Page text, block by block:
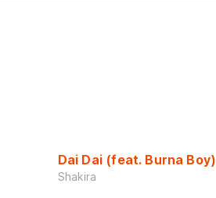
Dai Dai (feat. Burna Boy)
Shakira